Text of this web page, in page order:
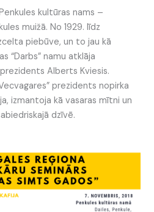
kultūras nams –
muižā. No 1929. līdz
piebūve, un to jau kā
“Darbs” namu atklāja
Alberts Kviesis.
prezidents nopirka
izmantoja kā vasaras mītni un
dzīvē.